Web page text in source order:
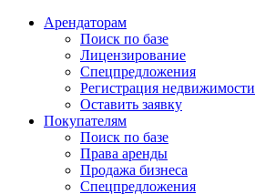
Арендаторам
Поиск по базе
Лицензирование
Спецпредложения
Регистрация недвижимости
Оставить заявку
Покупателям
Поиск по базе
Права аренды
Продажа бизнеса
Спецпредложения